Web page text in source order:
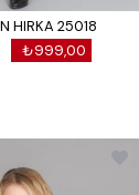
HIRKA 25018
₺999,00